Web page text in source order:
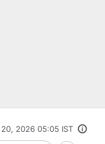
20, 2026 05:05 IST